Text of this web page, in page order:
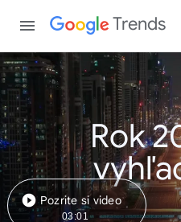
Trends
Rok
Pozrite si video
03:01